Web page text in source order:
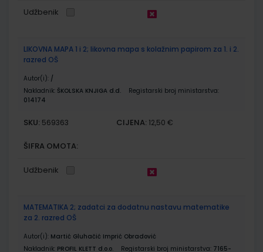
Udžbenik
LIKOVNA MAPA 1 i 2; likovna mapa s kolažnim papirom za 1. i 2.
razred OŠ
Autor(i): /
Nakladnik: ŠKOLSKA KNJIGA d.d.
Registarski broj ministarstva:
014174
SKU: 569363 CIJENA: 12,50 €
ŠIFRA OMOTA:
Udžbenik
MATEMATIKA 2; zadatci za dodatnu nastavu matematike
za 2. razred OŠ
Autor(i): Martić Gluhačić Imprić Obradović
Nakladnik: PROFIL KLETT d.o.o. Registarski broj ministarstva: 7165-